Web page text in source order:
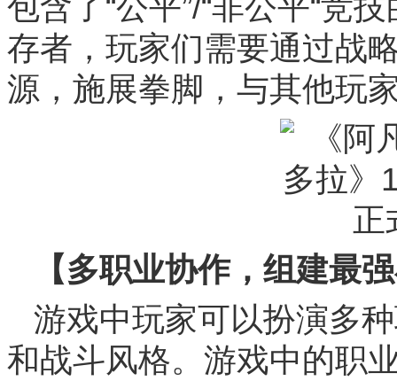
包含了“公平”/“非公平“竞
存者，玩家们需要通过战
源，施展拳脚，与其他玩
【多职业协作，组建最
游戏中玩家可以扮演多
和战斗风格。游戏中的职